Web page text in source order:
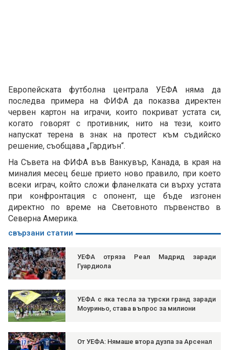
Европейската футболна централа УЕФА няма да
последва примера на ФИФА да показва директен
червен картон на играчи, които покриват устата си,
когато говорят с противник, нито на тези, които
напускат терена в знак на протест към съдийско
решение, съобщава „Гардиън“.
На Съвета на ФИФА във Ванкувър, Канада, в края на
миналия месец беше прието ново правило, при което
всеки играч, който сложи фланелката си върху устата
при конфронтация с опонент, ще бъде изгонен
директно по време на Световното първенство в
Северна Америка.
свързани статии
УЕФА отряза Реал Мадрид заради
Гуардиола
УЕФА с яка тесла за турски гранд заради
Моуриньо, става въпрос за милиони
От УЕФА: Нямаше втора дузпа за Арсенал